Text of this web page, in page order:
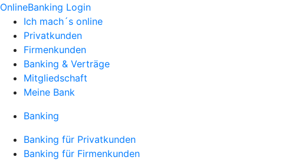
OnlineBanking Login
Ich mach´s online
Privatkunden
Firmenkunden
Banking & Verträge
Mitgliedschaft
Meine Bank
Banking
Banking für Privatkunden
Banking für Firmenkunden